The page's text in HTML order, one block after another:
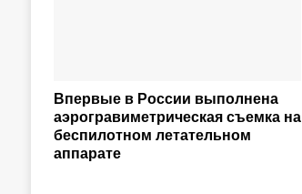
Впервые в России выполнена
аэрогравиметрическая съемка на
беспилотном летательном
аппарате